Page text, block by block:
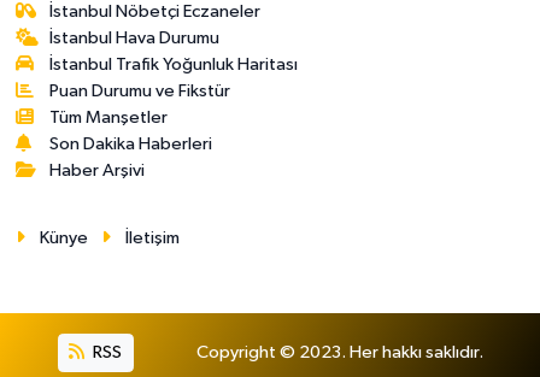
İstanbul Nöbetçi Eczaneler
İstanbul Hava Durumu
İstanbul Trafik Yoğunluk Haritası
Puan Durumu ve Fikstür
Tüm Manşetler
Son Dakika Haberleri
Haber Arşivi
Künye İletişim
RSS Copyright © 2023. Her hakkı saklıdır.